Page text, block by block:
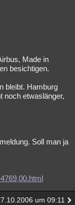
English
Geschlossen
Made in
besichtigen.
bleibt. Hamburg
noch etwaslänger,
Soll man ja
um 09:11